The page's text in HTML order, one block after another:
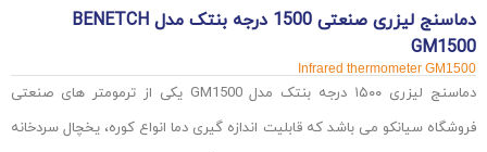
دماسنج لیزری صنعتی 1500 درجه بنتک مدل BENETCH
GM1500
Infrared thermometer GM1500
دماسنج لیزری ۱۵۰۰ درجه بنتک مدل GM1500 یکی از ترمومتر های صنعتی
فروشگاه سیانکو می باشد که قابلیت اندازه گیری دما انواع کوره، یخچال سردخانه